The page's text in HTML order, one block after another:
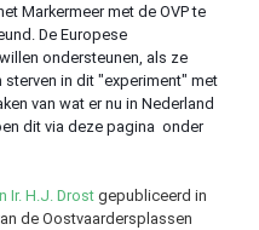
Markermeer met de OVP te
De Europese
ondersteunen, als ze
in dit "experiment" met
van wat er nu in Nederland
dit via deze pagina onder
Ir. H.J. Drost gepubliceerd in
de Oostvaardersplassen